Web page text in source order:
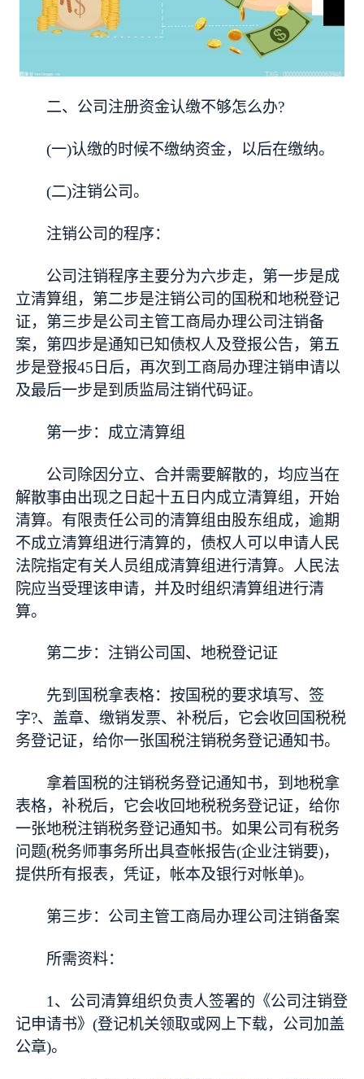
二、公司注册资金认缴不够怎么办?
(一)认缴的时候不缴纳资金，以后在缴纳。
(二)注销公司。
注销公司的程序：
公司注销程序主要分为六步走，第一步是成
立清算组，第二步是注销公司的国税和地税登记
证，第三步是公司主管工商局办理公司注销备
案，第四步是通知已知债权人及登报公告，第五
步是登报45日后，再次到工商局办理注销申请以
及最后一步是到质监局注销代码证。
第一步：成立清算组
公司除因分立、合并需要解散的，均应当在
解散事由出现之日起十五日内成立清算组，开始
清算。有限责任公司的清算组由股东组成，逾期
不成立清算组进行清算的，债权人可以申请人民
法院指定有关人员组成清算组进行清算。人民法
院应当受理该申请，并及时组织清算组进行清
算。
第二步：注销公司国、地税登记证
先到国税拿表格：按国税的要求填写、签
字?、盖章、缴销发票、补税后，它会收回国税税
务登记证，给你一张国税注销税务登记通知书。
拿着国税的注销税务登记通知书，到地税拿
表格，补税后，它会收回地税税务登记证，给你
一张地税注销税务登记通知书。如果公司有税务
问题(税务师事务所出具查帐报告(企业注销要)，
提供所有报表，凭证，帐本及银行对帐单)。
第三步：公司主管工商局办理公司注销备案
所需资料：
1、公司清算组织负责人签署的《公司注销登
记申请书》(登记机关领取或网上下载，公司加盖
公章)。